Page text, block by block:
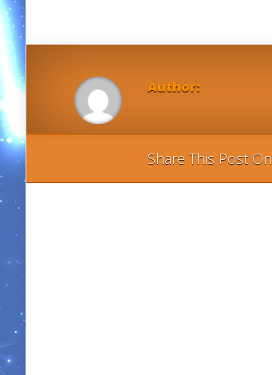
Author:
Share This Post On